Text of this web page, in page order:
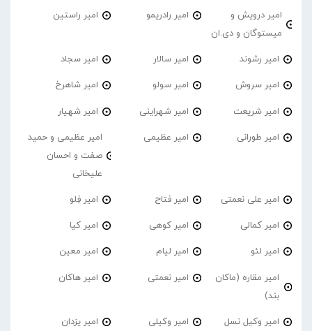
امیر درویش و
میستوگان و دی.ان
امیر رادریمو امیر راستین
امیر رشوند امیر سالار امیر سجاد
امیر سروش امیر سولو امیر شاهرخ
امیر شریعت امیر شهراینی امیر شهیار
امیر طورانی امیر عظیمی
امیر عظیمی و حمید
صفت و احسان
علیخانی
امیر علی نعمتی امیر فتاح امیر فِلو
امیر کمالی امیر کوهی امیر کیا
امیر لئو امیر لیام امیر معین
امیر مقاره (ماکان
بند)
امیر نعمتی امیر هاکان
امیر وکیل نسل امیر وکیلی امیر یزدان